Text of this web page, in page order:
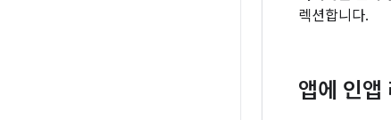
렉션합니다.
앱에 인앱